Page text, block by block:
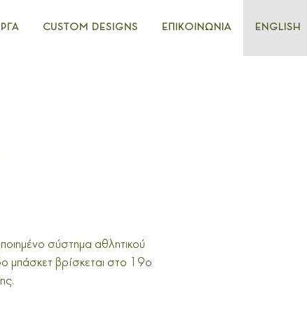
CUSTOM DESIGNS ΕΠΙΚΟΙΝΩΝΙΑ ENGLISH
σύστημα αθλητικού
μπάσκετ βρίσκεται στο 19ο